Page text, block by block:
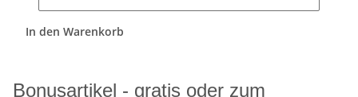
In den Warenkorb
Bonusartikel - gratis oder zum